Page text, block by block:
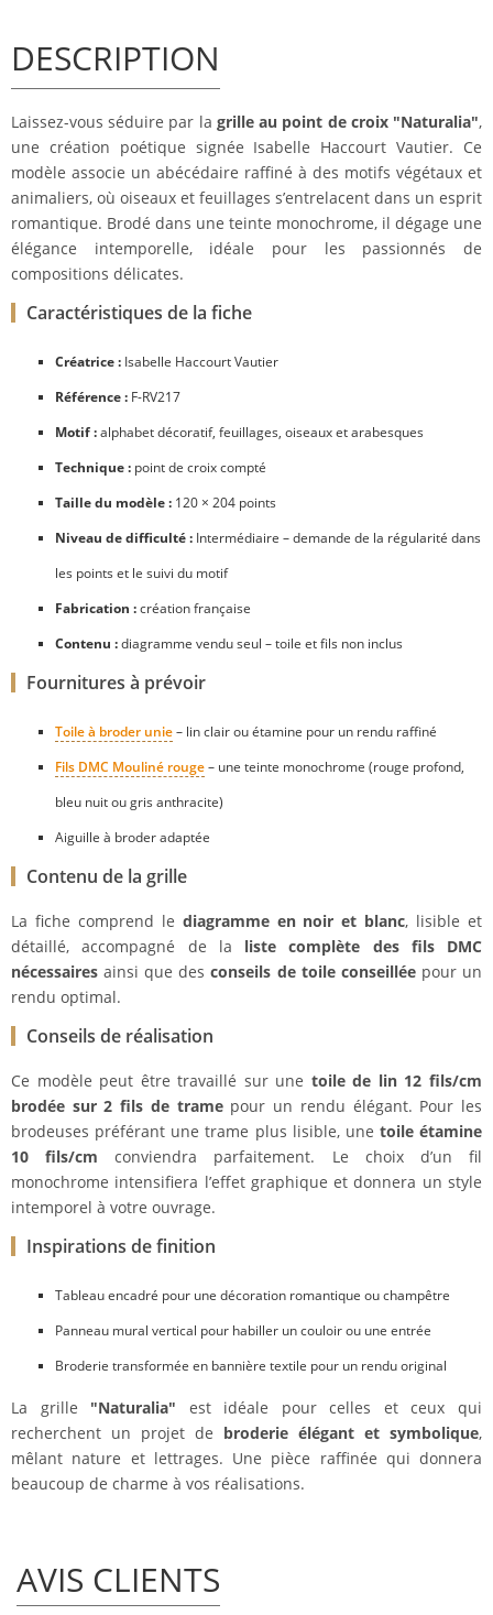
DESCRIPTION
Laissez-vous séduire par la grille au point de croix "Naturalia",
une création poétique signée Isabelle Haccourt Vautier. Ce
modèle associe un abécédaire raffiné à des motifs végétaux et
animaliers, où oiseaux et feuillages s’entrelacent dans un esprit
romantique. Brodé dans une teinte monochrome, il dégage une
élégance intemporelle, idéale pour les passionnés de
compositions délicates.
Caractéristiques de la fiche
Créatrice : Isabelle Haccourt Vautier
Référence : F-RV217
Motif :alphabet décoratif, feuillages, oiseaux et arabesques
Technique : point de croix compté
Taille du modèle : 120 × 204 points
Niveau de difficulté : Intermédiaire – demande de la régularité dans
les points et le suivi du motif
Fabrication :création française
Contenu :diagramme vendu seul – toile et fils non inclus
Fournitures à prévoir
Toile à broder unie– lin clair ou étamine pour un rendu raffiné
Fils DMC Mouliné rouge– une teinte monochrome (rouge profond,
bleu nuit ou gris anthracite)
Aiguille à broder adaptée
Contenu de la grille
La fiche comprend le diagramme en noir et blanc, lisible et
détaillé, accompagné de la liste complète des fils DMC
nécessaires ainsi que desconseils de toile conseilléepour un
rendu optimal.
Conseils de réalisation
Ce modèle peut être travaillé sur une toile de lin 12 fils/cm
brodée sur 2 fils de tramepour un rendu élégant. Pour les
brodeuses préférant une trame plus lisible, une toile étamine
10 fils/cm conviendra parfaitement. Le choix d’un fil
monochrome intensifiera l’effet graphique et donnera un style
intemporel à votre ouvrage.
Inspirations de finition
Tableau encadré pour une décoration romantique ou champêtre
Panneau mural vertical pour habiller un couloir ou une entrée
Broderie transformée en bannière textile pour un rendu original
La grille "Naturalia" est idéale pour celles et ceux qui
recherchent un projet de broderie élégant et symbolique,
mêlant nature et lettrages. Une pièce raffinée qui donnera
beaucoup de charme à vos réalisations.
AVIS CLIENTS